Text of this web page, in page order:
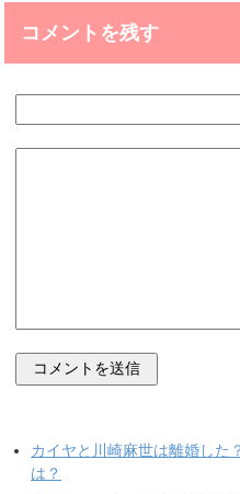
コメントを残す
カイヤと川崎麻世は離婚した
は？